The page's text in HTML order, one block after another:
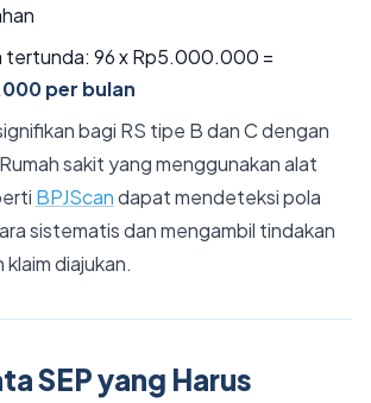
tertunda: 96 x Rp5.000.000 =
per bulan
bagi RS tipe B dan C dengan
sakit yang menggunakan alat
BPJScandapat mendeteksi pola
sistematis dan mengambil tindakan
diajukan.
SEP yang Harus